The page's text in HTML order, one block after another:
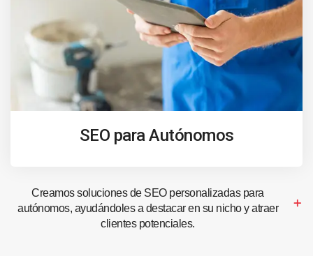
SEO para Autónomos
Creamos soluciones de SEO personalizadas para
autónomos, ayudándoles a destacar en su nicho y atraer
clientes potenciales.